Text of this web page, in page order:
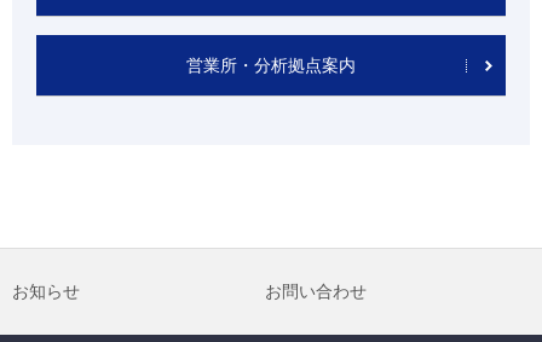
営業所・分析拠点案内
お知らせ お問い合わせ